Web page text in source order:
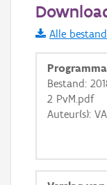
Informatie
i
+
Alle
Bestand:
2 PvM.pdf
Auteur(s):